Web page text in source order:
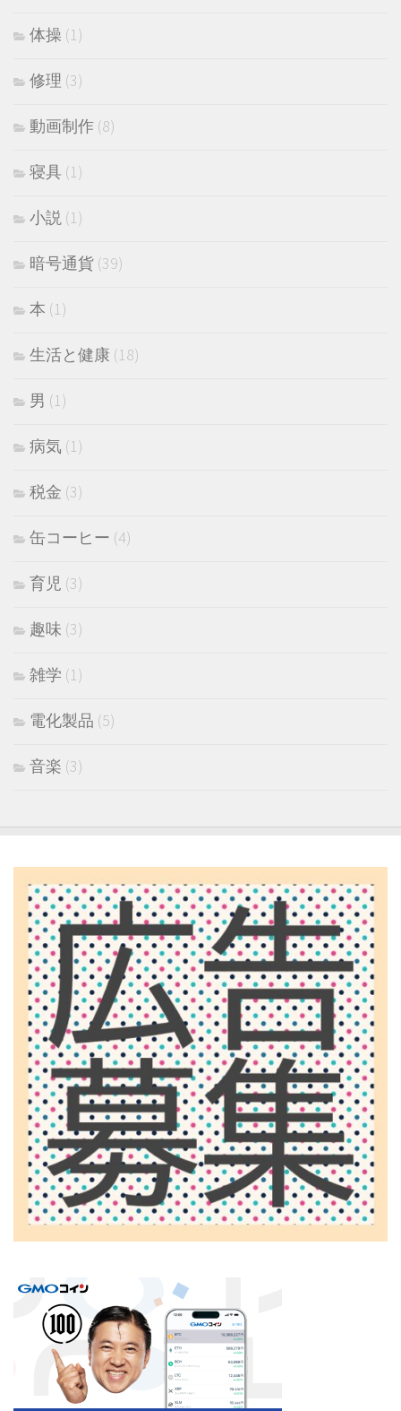
体操 (1)
修理 (3)
動画制作 (8)
寝具 (1)
小説 (1)
暗号通貨 (39)
本 (1)
生活と健康 (18)
男 (1)
病気 (1)
税金 (3)
缶コーヒー (4)
育児 (3)
趣味 (3)
雑学 (1)
電化製品 (5)
音楽 (3)